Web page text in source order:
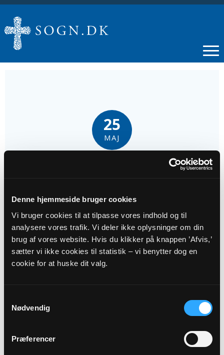
Denne hjemmeside bruger cookies
Vi bruger cookies til at tilpasse vores indhold og til
analysere vores trafik. Vi deler ikke oplysninger om din
brug af vores website. Hvis du klikker på knappen ’Afvis,’
sætter vi ikke cookies til statistik – vi benytter dog en
cookie for at huske dit valg.
Nødvendig
Præferencer
25
MAJ
Fælles pinsegudstjeneste i Agerskov
Tidspunkt
kl. 14:00 - 15:40
Præst
Therese
Agerskov præstegård
Beskrivelse
Fælles pinsegudstjeneste 2. pinsedag I år fejrer vi vores